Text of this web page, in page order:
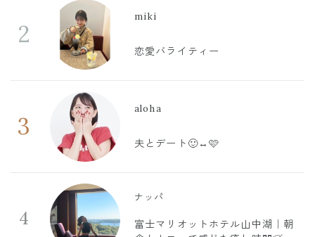
2
miki
恋愛バライティー
3
aloha
夫とデート🙂‍↔️🩷
4
ナッパ
富士マリオットホテル山中湖｜朝